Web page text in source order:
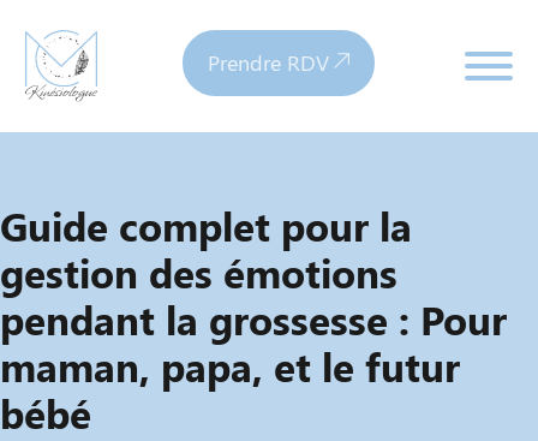
Prendre RDV
Guide complet pour la
gestion des émotions
pendant la grossesse : Pour
maman, papa, et le futur
bébé